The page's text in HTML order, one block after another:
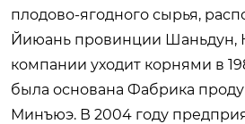
плодово-ягодного сырья,
Йиюань провинции Шаньдун,
компании уходит корнями в
была основана Фабрика
Минъюэ. В 2004 году